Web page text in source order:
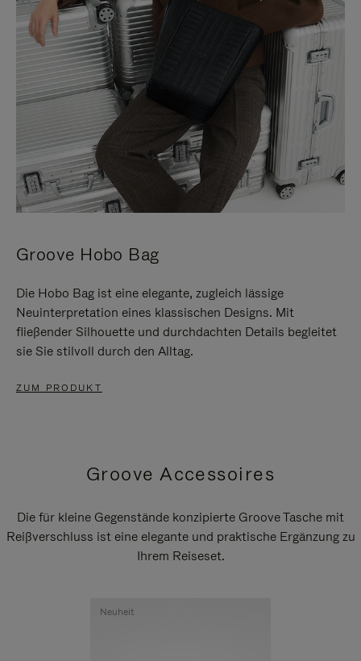
Groove Hobo Bag
Die Hobo Bag ist eine elegante, zugleich lässige
Neuinterpretation eines klassischen Designs. Mit
fließender Silhouette und durchdachten Details begleitet
sie Sie stilvoll durch den Alltag.
ZUM PRODUKT
Groove Accessoires
Die für kleine Gegenstände konzipierte Groove Tasche mit
Reißverschluss ist eine elegante und praktische Ergänzung zu
Ihrem Reiseset.
Neuheit